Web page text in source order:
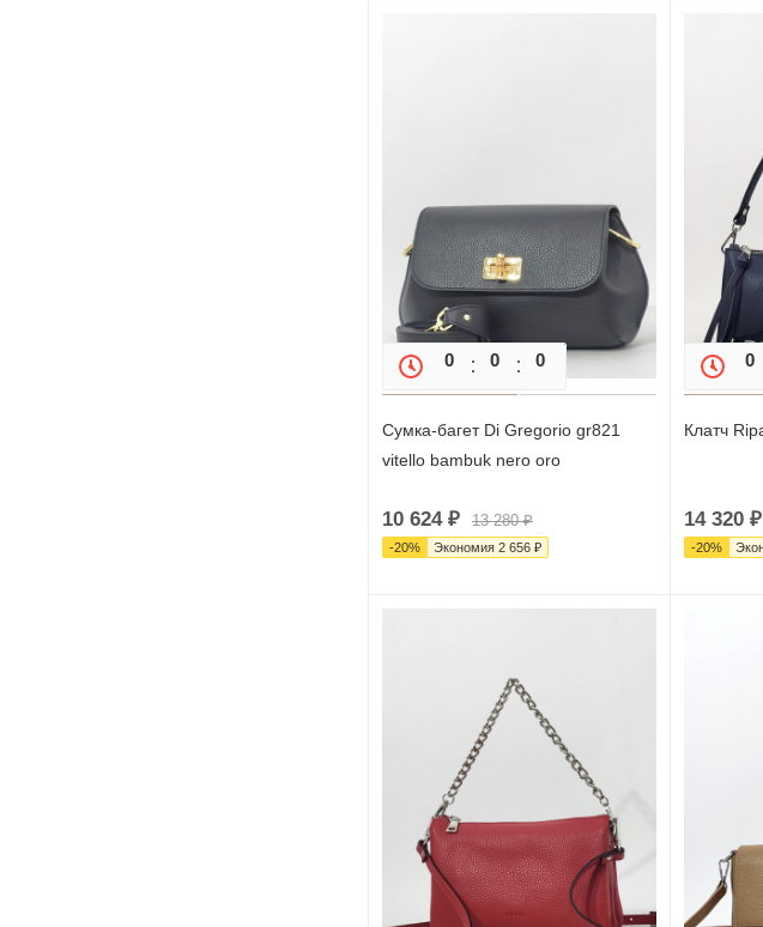
0 0 0 0
Сумка-багет Di Gregorio gr821
vitello bambuk nero oro
10 624₽ 13 280₽
-20% Экономия 2 656 ₽
0
Клатч
14 320₽
-20%